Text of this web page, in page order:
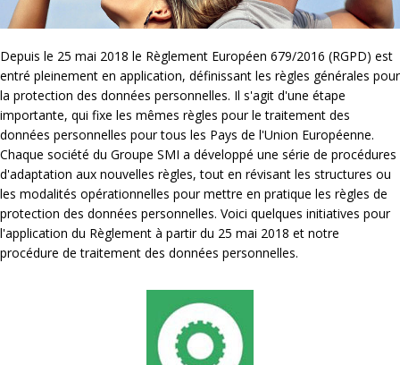
Depuis le 25 mai 2018 le Règlement Européen 679/2016 (RGPD) est
entré pleinement en application, définissant les règles générales pour
la protection des données personnelles. Il s'agit d'une étape
importante, qui fixe les mêmes règles pour le traitement des
données personnelles pour tous les Pays de l'Union Européenne.
Chaque société du Groupe SMI a développé une série de procédures
d'adaptation aux nouvelles règles, tout en révisant les structures ou
les modalités opérationnelles pour mettre en pratique les règles de
protection des données personnelles. Voici quelques initiatives pour
l'application du Règlement à partir du 25 mai 2018 et notre
procédure de traitement des données personnelles.